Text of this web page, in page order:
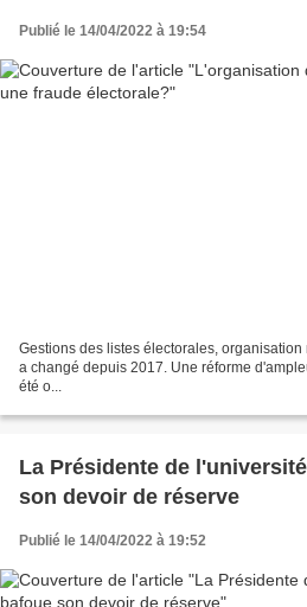
Publié le 14/04/2022 à 19:54
Gestions des listes électorales,
a changé depuis 2017. Une réforme
été o...
La Présidente de
son devoir de réserve
Publié le 14/04/2022 à 19:52